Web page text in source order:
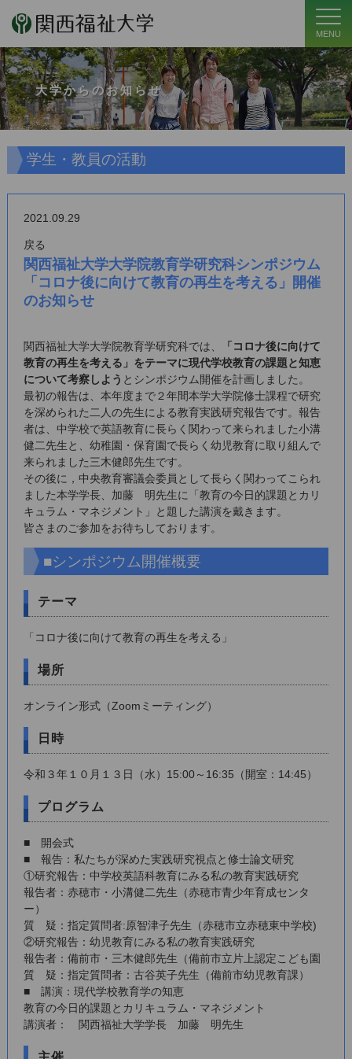
MENU
大学からのお知らせ
学生・教員の活動
2021.09.29
戻る
関西福祉大学大学院教育学研究科シンポジウム
「コロナ後に向けて教育の再生を考える」開催
のお知らせ
関西福祉大学大学院教育学研究科では、
「コロナ後に向けて
教育の再生を考える」をテーマに現代学校教育の課題と知恵
について考察しよう とシンポジウム開催を計画しました。
最初の報告は、本年度まで２年間本学大学院修士課程で研究
を深められた二人の先生による教育実践研究報告です。報告
者は、中学校で英語教育に長らく関わって来られました小溝
健二先生と、幼稚園・保育園で長らく幼児教育に取り組んで
来られました三木健郎先生です。
その後に，中央教育審議会委員として長らく関わってこられ
ました本学学長、加藤 明先生に「教育の今日的課題とカリ
キュラム・マネジメント」と題した講演を戴きます。
皆さまのご参加をお待ちしております。
■シンポジウム開催概要
テーマ
「コロナ後に向けて教育の再生を考える」
場所
オンライン形式（Zoomミーティング）
日時
令和３年１０月１３日（水）15:00～16:35（開室：14:45）
プログラム
■ 開会式
■ 報告：私たちが深めた実践研究視点と修士論文研究
①研究報告：中学校英語科教育にみる私の教育実践研究
報告者：赤穂市・小溝健二先生（赤穂市青少年育成センタ
ー）
質 疑：指定質問者:原智津子先生（赤穂市立赤穂東中学校)
②研究報告：幼児教育にみる私の教育実践研究
報告者：備前市・三木健郎先生（備前市立片上認定こども園
質 疑：指定質問者：古谷英子先生（備前市幼児教育課）
■ 講演：現代学校教育学の知恵
教育の今日的課題とカリキュラム・マネジメント
講演者： 関西福祉大学学長 加藤 明先生